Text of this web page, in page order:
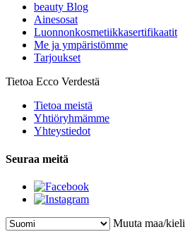
beauty Blog
Ainesosat
Luonnonkosmetiikkasertifikaatit
Me ja ympäristömme
Tarjoukset
Tietoa Ecco Verdestä
Tietoa meistä
Yhtiöryhmämme
Yhteystiedot
Seuraa meitä
Muuta maa/kieli